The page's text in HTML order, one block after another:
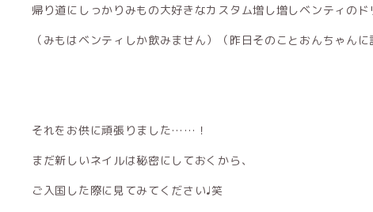
帰り道にしっかりみもの大好きなカスタム増し増しベンティのド
（みもはベンティしか飲みません）（昨日そのことおんちゃん
それをお供に頑張りました……！
まだ新しいネイルは秘密にしておくから、
ご入国した際に見てみてください♩笑